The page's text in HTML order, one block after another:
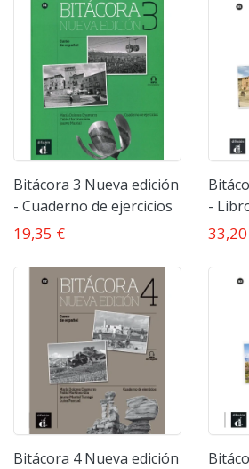
Bitácora 3 Nueva edición
- Cuaderno de ejercicios
19,35 €
-
Bitácora 4 Nueva edición